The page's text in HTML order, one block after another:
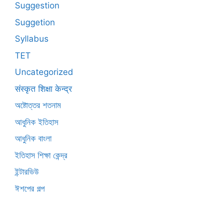
Suggestion
Suggetion
Syllabus
TET
Uncategorized
संस्कृत शिक्षा केन्द्र
অষ্টোত্তর শতনাম
আধুনিক ইতিহাস
আধুনিক বাংলা
ইতিহাস শিক্ষা কেন্দ্র
ইন্টারভিউ
ঈশপের গল্প